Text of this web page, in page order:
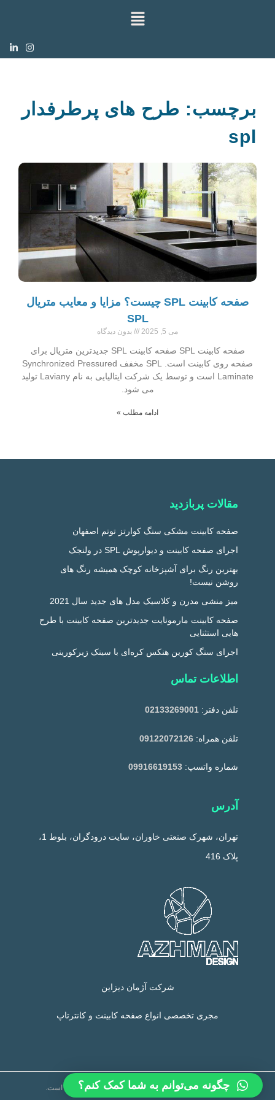
برچسب: طرح های پرطرفدار
spl
صفحه کابینت SPL چیست؟ مزایا و معایب متریال
SPL
می 5, 2025 بدون دیدگاه
صفحه کابینت SPL صفحه کابینت SPL جدیدترین متریال برای
صفحه روی کابینت است. SPL مخفف Synchronized Pressured
Laminate است و توسط یک شرکت ایتالیایی به نام Laviany تولید
می شود.
ادامه مطلب »
مقالات پربازدید
صفحه کابینت مشکی سنگ کوارتز توتم اصفهان
اجرای صفحه کابینت و دیوارپوش SPL در ولنجک
بهترین رنگ برای آشپزخانه کوچک همیشه رنگ های
روشن نیست!
میز منشی مدرن و کلاسیک مدل های جدید سال 2021
صفحه کابینت مارمونایت جدیدترین صفحه کابینت با طرح
هایی استثنایی
اجرای سنگ کورین هنکس کره‌ای با سینک زیرکورینی
اطلاعات تماس
تلفن دفتر: 02133269001
تلفن همراه: 09122072126
شماره واتسپ: 09916619153
آدرس
تهران، شهرک صنعتی خاوران، سایت درودگران، بلوط 1،
پلاک 416
شرکت آژمان دیزاین
مجری تخصصی انواع صفحه کابینت و کانترتاپ
تمام حقوق این وب سایت متعلق به شرکت آژمان دیزاین است.
چگونه می‌توانم به شما کمک کنم؟